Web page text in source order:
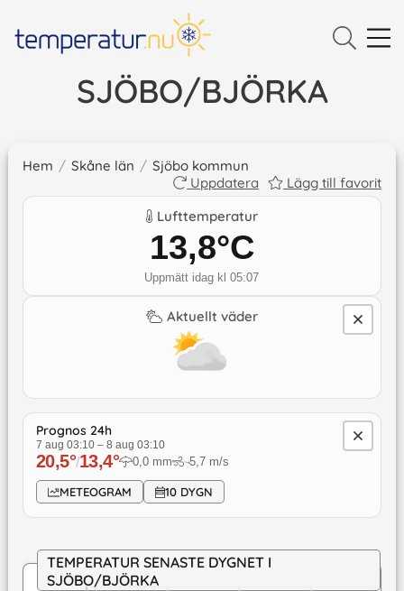
SJÖBO/BJÖRKA
Hem / Skåne län / Sjöbo kommun
Uppdatera
Lägg till favorit
Lufttemperatur
13,8°C
Uppmätt idag kl 05:07
Aktuellt väder
Prognos 24h
7 aug 03:10– 8 aug 03:10
20,5°/13,4° 0,0 mm ↓5,7 m/s
METEOGRAM 10 DYGN
TEMPERATUR SENASTE DYGNET I
SJÖBO/BJÖRKA